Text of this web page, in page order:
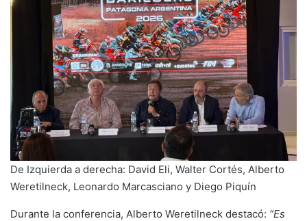
De Izquierda a derecha: David Eli, Walter Cortés, Alberto
Weretilneck, Leonardo Marcasciano y Diego Piquín
Durante la conferencia, Alberto Weretilneck destacó: “Es